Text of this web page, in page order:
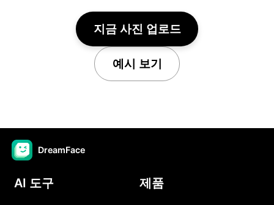
지금 사진 업로드
예시 보기
DreamFace
AI 도구 제품